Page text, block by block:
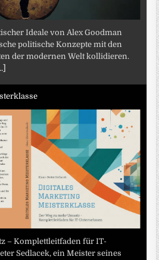
Ideale von Alex Goodman
politische Konzepte mit den
der modernen Welt kollidieren.
– Komplettleitfaden für IT-
Sedlacek, ein Meister seines